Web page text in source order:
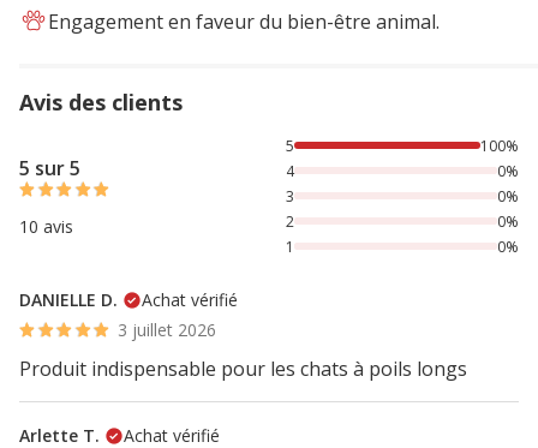
Engagement en faveur du bien-être animal.
Avis des clients
5 sur 5
10 avis
100% des personnes lont noté avec {1} étoiles,
5
100%
4
0%
3
0%
2
0%
1
0%
DANIELLE D.
Achat vérifié
3 juillet 2026
Produit indispensable pour les chats à poils longs
Arlette T.
Achat vérifié